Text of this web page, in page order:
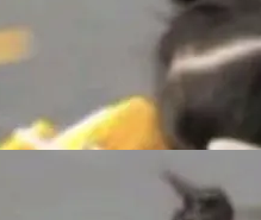
编辑：Delt
，...
逊、Alpha
相比，Spa
然而，支
不同的面
托充沛的经
Spark
话概括：
install.
动规划、写
介绍，Muse
谱校
视野。整个
→ 控制难度